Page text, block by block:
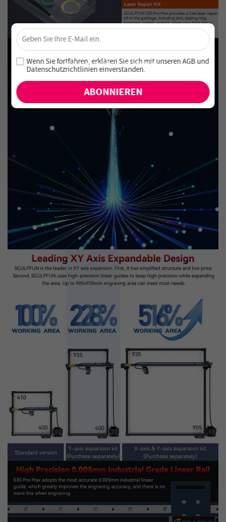
Sichere dir 4 % Rabatt – Jetzt abonnieren!
Melde dich für unseren Newsletter an und verpasse keine
exklusiven Angebote und Neuheiten!
×
Wenn Sie fortfahren, erklären Sie sich mit unserenAGBund
Datenschutzrichtlinien einverstanden.